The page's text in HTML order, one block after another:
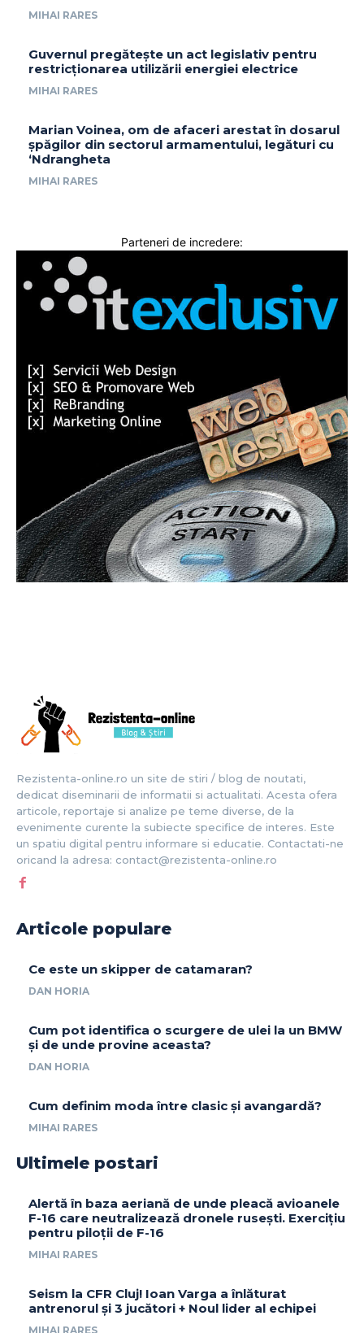
MIHAI RARES
Guvernul pregătește un act legislativ pentru
restricționarea utilizării energiei electrice
MIHAI RARES
Marian Voinea, om de afaceri arestat în dosarul
șpăgilor din sectorul armamentului, legături cu
‘Ndrangheta
MIHAI RARES
Parteneri de incredere:
Rezistenta-online.ro un site de stiri / blog de noutati,
dedicat diseminarii de informatii si actualitati. Acesta ofera
articole, reportaje si analize pe teme diverse, de la
evenimente curente la subiecte specifice de interes. Este
un spatiu digital pentru informare si educatie. Contactati-ne
oricand la adresa: contact@rezistenta-online.ro
Articole populare
Ce este un skipper de catamaran?
DAN HORIA
Cum pot identifica o scurgere de ulei la un BMW
și de unde provine aceasta?
DAN HORIA
Cum definim moda între clasic și avangardă?
MIHAI RARES
Ultimele postari
Alertă în baza aeriană de unde pleacă avioanele
F-16 care neutralizează dronele rusești. Exercițiu
pentru piloții de F-16
MIHAI RARES
Seism la CFR Cluj! Ioan Varga a înlăturat
antrenorul și 3 jucători + Noul lider al echipei
MIHAI RARES